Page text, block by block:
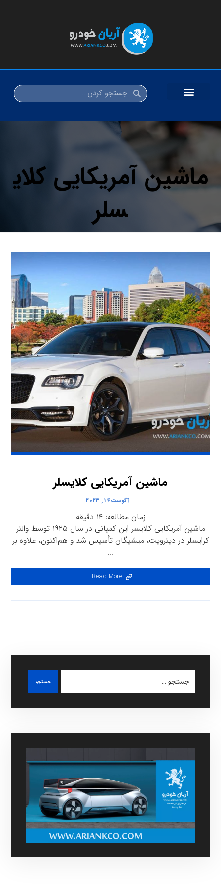
ماشین آمریکایی کلای
سلر
ماشین آمریکایی کلایسلر
آگوست ۱۴, ۲۰۲۳
زمان مطالعه:۱۴ دقیقه
ماشین آمریکایی کلایسر این کمپانی در سال ۱۹۲۵ توسط والتر
کرایسلر در دیترویت، میشیگان تأسیس شد و هم‌اکنون، علاوه بر
...
Read More
جستجو